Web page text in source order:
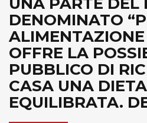
DENOMINATO
ALIMENTAZIONE
OFFRE LA
PUBBLICO DI
CASA UNA DIETA
EQUILIBRATA.